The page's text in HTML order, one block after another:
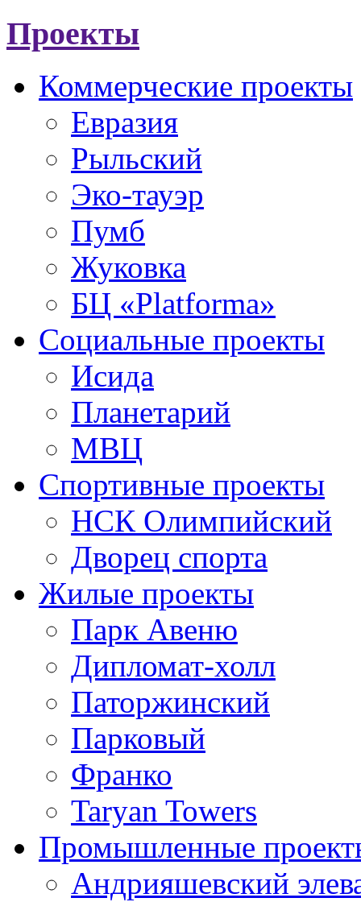
Проекты
Коммерческие проекты
Евразия
Рыльский
Эко-тауэр
Пумб
Жуковка
БЦ «Platforma»
Социальные проекты
Исида
Планетарий
МВЦ
Спортивные проекты
НСК Олимпийский
Дворец спорта
Жилые проекты
Парк Авеню
Дипломат-холл
Паторжинский
Парковый
Франко
Taryan Towers
Промышленные
Андрияшевский